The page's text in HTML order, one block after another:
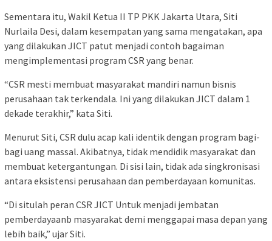
Sementara itu, Wakil Ketua II TP PKK Jakarta Utara, Siti
Nurlaila Desi, dalam kesempatan yang sama mengatakan, apa
yang dilakukan JICT patut menjadi contoh bagaiman
mengimplementasi program CSR yang benar.
“CSR mesti membuat masyarakat mandiri namun bisnis
perusahaan tak terkendala. Ini yang dilakukan JICT dalam 1
dekade terakhir,” kata Siti.
Menurut Siti, CSR dulu acap kali identik dengan program bagi-
bagi uang massal. Akibatnya, tidak mendidik masyarakat dan
membuat ketergantungan. Di sisi lain, tidak ada singkronisasi
antara eksistensi perusahaan dan pemberdayaan komunitas.
“Di situlah peran CSR JICT Untuk menjadi jembatan
pemberdayaanb masyarakat demi menggapai masa depan yang
lebih baik,” ujar Siti.